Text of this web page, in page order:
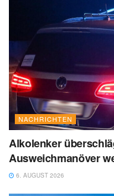
NACHRICHTEN
Alkolenker
Ausweichmanöver
6. AUGUST 2026